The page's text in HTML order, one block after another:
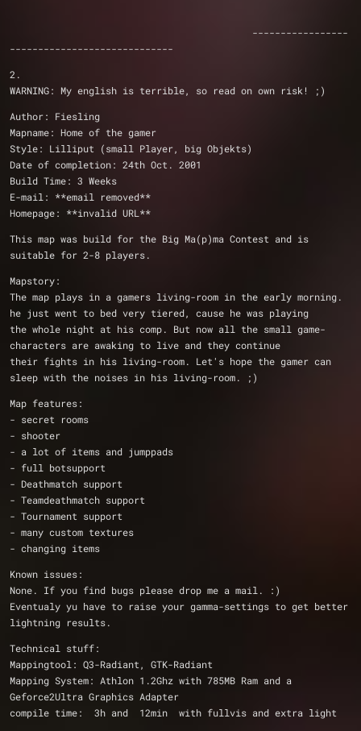
-----------------------------
2.
WARNING: My english is terrible, so read on own risk! ;)
Author: Fiesling
Mapname: Home of the gamer
Style: Lilliput (small Player, big Objekts)
Date of completion: 24th Oct. 2001
Build Time: 3 Weeks
E-mail: **email removed**
Homepage: **invalid URL**
This map was build for the Big Ma(p)ma Contest and is
suitable for 2-8 players.
Mapstory:
The map plays in a gamers living-room in the early morning.
he just went to bed very tiered, cause he was playing
the whole night at his comp. But now all the small game-
characters are awaking to live and they continue
their fights in his living-room. Let's hope the gamer can
sleep with the noises in his living-room. ;)
Map features:
- secret rooms
- shooter
- a lot of items and jumppads
- full botsupport
- Deathmatch support
- Teamdeathmatch support
- Tournament support
- many custom textures
- changing items
Known issues:
None. If you find bugs please drop me a mail. :)
Eventualy yu have to raise your gamma-settings to get better
lightning results.
Technical stuff:
Mappingtool: Q3-Radiant, GTK-Radiant
Mapping System: Athlon 1.2Ghz with 785MB Ram and a
Geforce2Ultra Graphics Adapter
compile time:  3h and  12min  with fullvis and extra light